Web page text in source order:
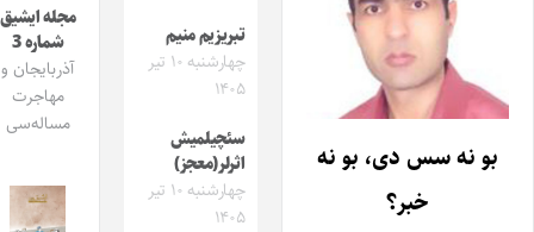
بو نه سس دی، بو نه
خبر؟
تبریزیم منیم
چهارشنبه ۱۰ تیر
۱۴۰۵
سئچیلمیش
اثرلر(معجز)
چهارشنبه ۱۰ تیر
۱۴۰۵
مجله ایشیق
شماره 3
آذربایجان و
مهاجرت
مساله‌سی